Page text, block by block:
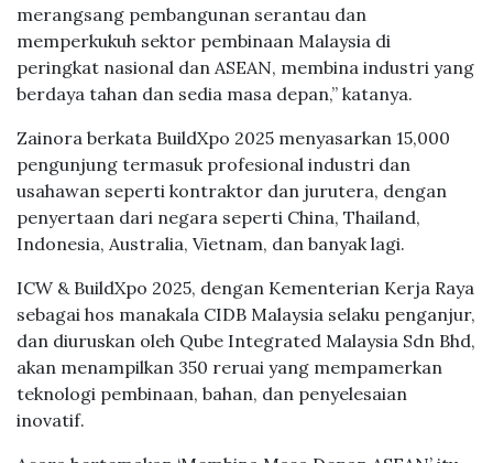
merangsang pembangunan serantau dan
memperkukuh sektor pembinaan Malaysia di
peringkat nasional dan ASEAN, membina industri yang
berdaya tahan dan sedia masa depan,” katanya.
Zainora berkata BuildXpo 2025 menyasarkan 15,000
pengunjung termasuk profesional industri dan
usahawan seperti kontraktor dan jurutera, dengan
penyertaan dari negara seperti China, Thailand,
Indonesia, Australia, Vietnam, dan banyak lagi.
ICW & BuildXpo 2025, dengan Kementerian Kerja Raya
sebagai hos manakala CIDB Malaysia selaku penganjur,
dan diuruskan oleh Qube Integrated Malaysia Sdn Bhd,
akan menampilkan 350 reruai yang mempamerkan
teknologi pembinaan, bahan, dan penyelesaian
inovatif.